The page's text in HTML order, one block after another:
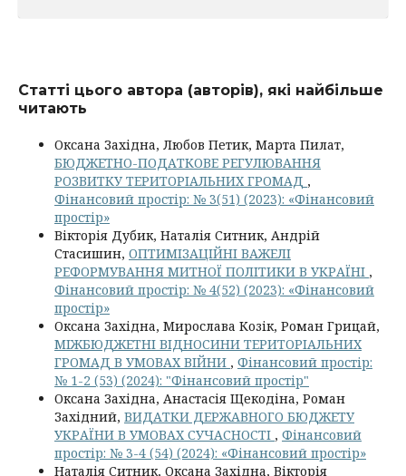
Статті цього автора (авторів), які найбільше
читають
Оксана Західна, Любов Петик, Марта Пилат,
БЮДЖЕТНО-ПОДАТКОВЕ РЕГУЛЮВАННЯ
РОЗВИТКУ ТЕРИТОРІАЛЬНИХ ГРОМАД ,
Фінансовий простір: № 3(51) (2023): «Фінансовий
простір»
Вікторія Дубик, Наталія Ситник, Андрій
Стасишин, ОПТИМІЗАЦІЙНІ ВАЖЕЛІ
РЕФОРМУВАННЯ МИТНОЇ ПОЛІТИКИ В УКРАЇНІ ,
Фінансовий простір: № 4(52) (2023): «Фінансовий
простір»
Оксана Західна, Мирослава Козік, Роман Грицай,
МІЖБЮДЖЕТНІ ВІДНОСИНИ ТЕРИТОРІАЛЬНИХ
ГРОМАД В УМОВАХ ВІЙНИ , Фінансовий простір:
№ 1-2 (53) (2024): "Фінансовий простір"
Оксана Західна, Анастасія Щекодіна, Роман
Західний, ВИДАТКИ ДЕРЖАВНОГО БЮДЖЕТУ
УКРАЇНИ В УМОВАХ СУЧАСНОСТІ , Фінансовий
простір: № 3-4 (54) (2024): «Фінансовий простір»
Наталія Ситник, Оксана Західна, Вікторія